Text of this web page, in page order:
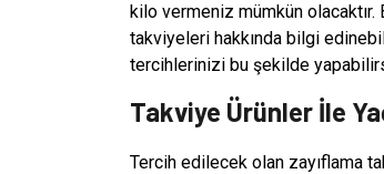
kilo vermeniz mümkün
takviyeleri hakkında bilgi
tercihlerinizi bu şekilde
Takviye Ürünler İle
Tercih edilecek olan zayıflama